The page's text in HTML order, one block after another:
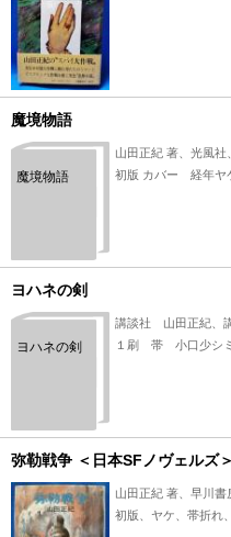
魔境物語
魔境物語
山田正紀 著、光風社
初版 カバー 経年ヤ
ヨハネの剣
ヨハネの剣
講談社 山田正紀、
１刷 帯 小口少シミ
弥勒戦争 ＜日本SFノヴェルズ＞
山田正紀 著、早川
初版、ヤケ、帯折れ